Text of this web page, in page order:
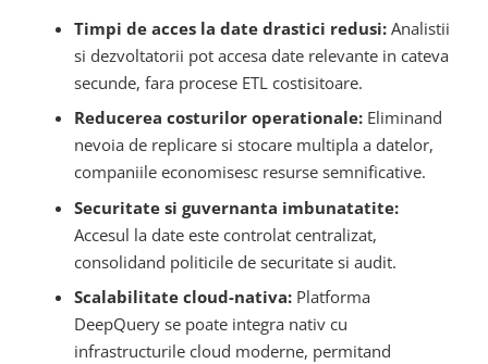
Timpi de acces la date drastici redusi:Analistii
si dezvoltatorii pot accesa date relevante in cateva
secunde, fara procese ETL costisitoare.
Reducerea costurilor operationale:Eliminand
nevoia de replicare si stocare multipla a datelor,
companiile economisesc resurse semnificative.
Securitate si guvernanta imbunatatite:
Accesul la date este controlat centralizat,
consolidand politicile de securitate si audit.
Scalabilitate cloud-nativa:Platforma
DeepQuery se poate integra nativ cu
infrastructurile cloud moderne, permitand